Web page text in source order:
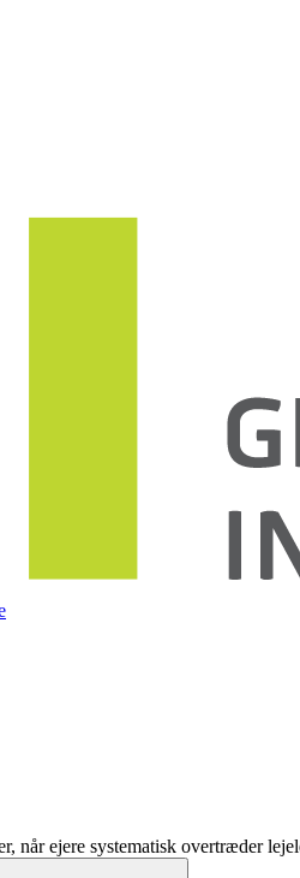
når ejere systematisk overtræder